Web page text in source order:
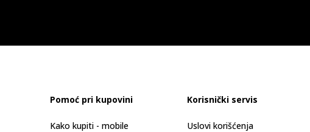
Pomoć pri kupovini
Kako kupiti - mobile
Korisnički servis
Uslovi korišćenja